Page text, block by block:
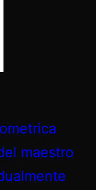
maestro